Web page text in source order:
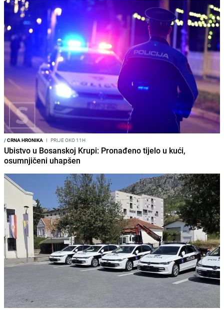
/CRNA HRONIKA I PRIJE OKO 11H
Ubistvo u Bosanskoj Krupi: Pronađeno tijelo u kući,
osumnjičeni uhapšen